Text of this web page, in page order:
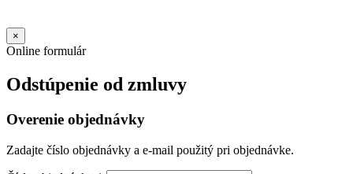
×
Online formulár
Odstúpenie od zmluvy
Overenie objednávky
Zadajte číslo objednávky a e-mail použitý pri objednávke.